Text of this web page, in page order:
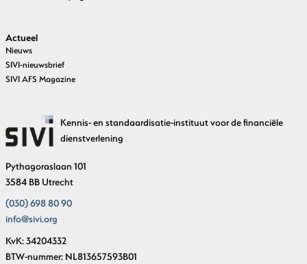
Actueel
Nieuws
SIVI-nieuwsbrief
SIVI AFS Magazine
Kennis- en standaardisatie-instituut voor de financiële
dienstverlening
Pythagoraslaan 101
3584 BB Utrecht
(030) 698 80 90
info@sivi.org
KvK: 34204332
BTW-nummer: NL813657593B01